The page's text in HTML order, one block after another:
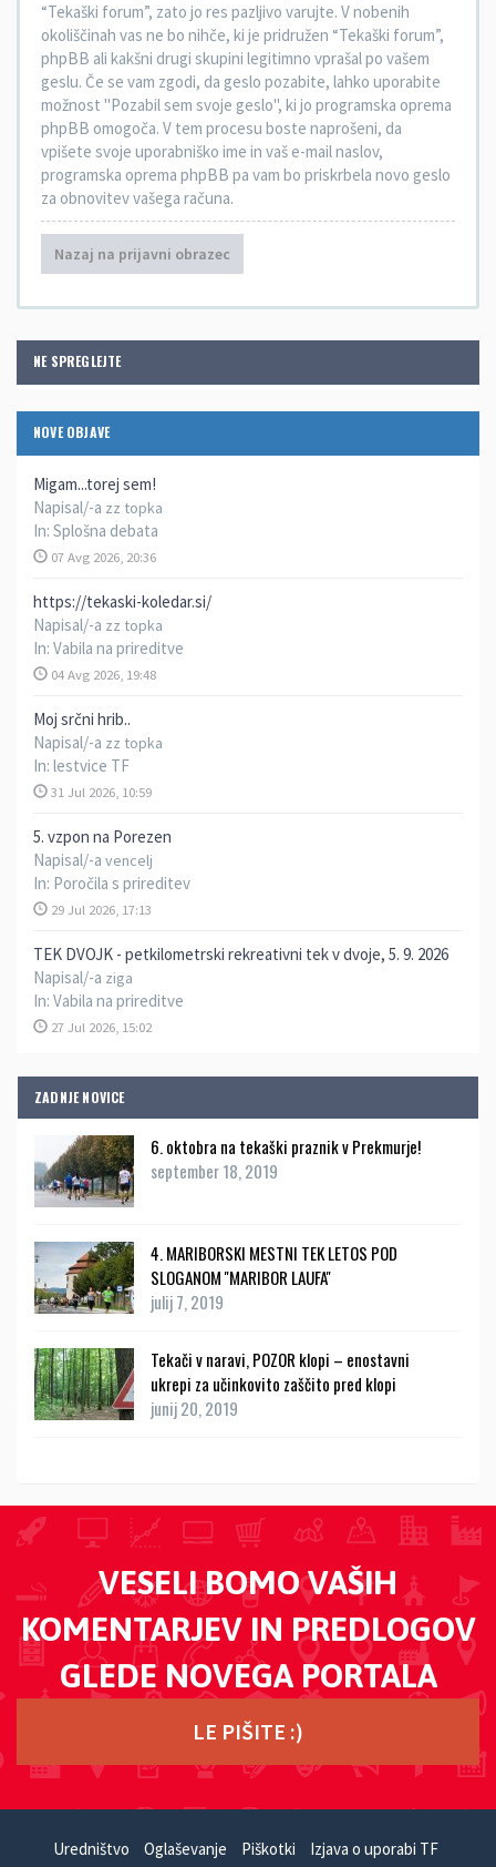
NE SPREGLEJTE
NOVE OBJAVE
Migam...torej sem!
Napisal/-a zz topka
In: Splošna debata
07 Avg 2026, 20:36
https://tekaski-koledar.si/
Napisal/-a zz topka
In: Vabila na prireditve
04 Avg 2026, 19:48
Moj srčni hrib..
Napisal/-a zz topka
In: lestvice TF
31 Jul 2026, 10:59
5. vzpon na Porezen
Napisal/-a vencelj
In: Poročila s prireditev
29 Jul 2026, 17:13
TEK DVOJK - petkilometrski rekreativni tek v dvoje, 5. 9. 2026
Napisal/-a ziga
In: Vabila na prireditve
27 Jul 2026, 15:02
ZADNJE NOVICE
6. oktobra na tekaški praznik v Prekmurje!
september 18, 2019
4. MARIBORSKI MESTNI TEK LETOS POD
SLOGANOM ''MARIBOR LAUFA''
julij 7, 2019
Tekači v naravi, POZOR klopi – enostavni
ukrepi za učinkovito zaščito pred klopi
junij 20, 2019
“Tekaški forum”, zato jo res pazljivo varujte. V nobenih
okoliščinah vas ne bo nihče, ki je pridružen “Tekaški forum”,
phpBB ali kakšni drugi skupini legitimno vprašal po vašem
geslu. Če se vam zgodi, da geslo pozabite, lahko uporabite
možnost "Pozabil sem svoje geslo", ki jo programska oprema
phpBB omogoča. V tem procesu boste naprošeni, da
vpišete svoje uporabniško ime in vaš e-mail naslov,
programska oprema phpBB pa vam bo priskrbela novo geslo
za obnovitev vašega računa.
Nazaj na prijavni obrazec
VESELI BOMO VAŠIH
KOMENTARJEV IN PREDLOGOV
GLEDE NOVEGA PORTALA
LE PIŠITE :)
Uredništvo Oglaševanje Piškotki Izjava o uporabi TF